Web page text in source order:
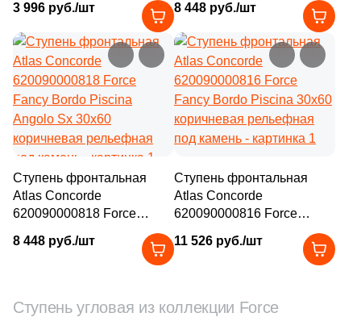
30x60 коричневая
рельефная под камень
3 996 руб./шт
Angolo Dx 30x60
коричневая рельефная
под камень
8 448 руб./шт
Ступень фронтальная
Atlas Concorde
620090000818 Force
Angolo Sx 30x60
коричневая рельефная
8 448 руб./шт
Ступень фронтальная
Atlas Concorde
620090000816 Force
Fancy Bordo Piscina 30x60
коричневая рельефная
11 526 руб./шт
Ступень угловая из коллекции Force